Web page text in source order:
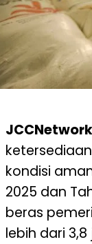
kondisi
2025 dan
beras
lebih dari